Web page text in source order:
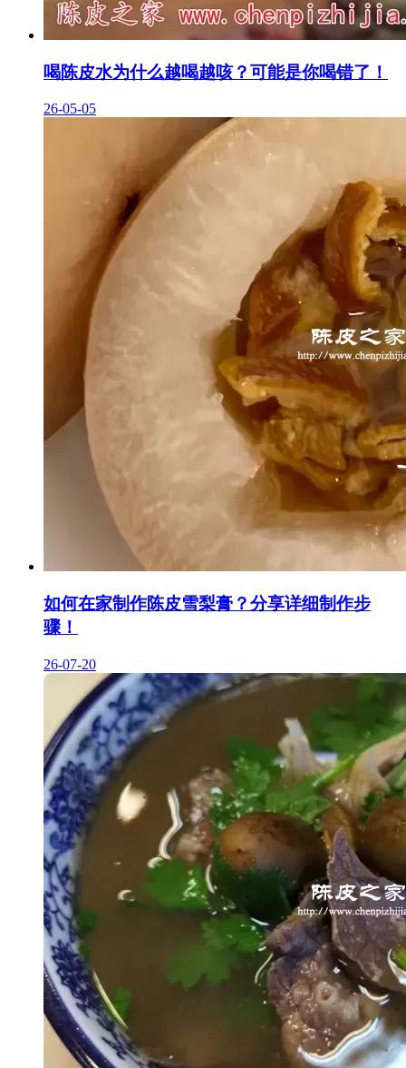
喝陈皮水为什么越喝越咳？可能是你喝错了！
26-05-05
如何在家制作陈皮雪梨膏？分享详细制作步
骤！
26-07-20